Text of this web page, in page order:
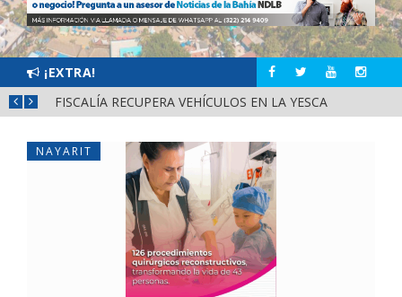
¡EXTRA!
FISCALÍA RECUPERA VEHÍCULOS EN LA YESCA
NAYARIT